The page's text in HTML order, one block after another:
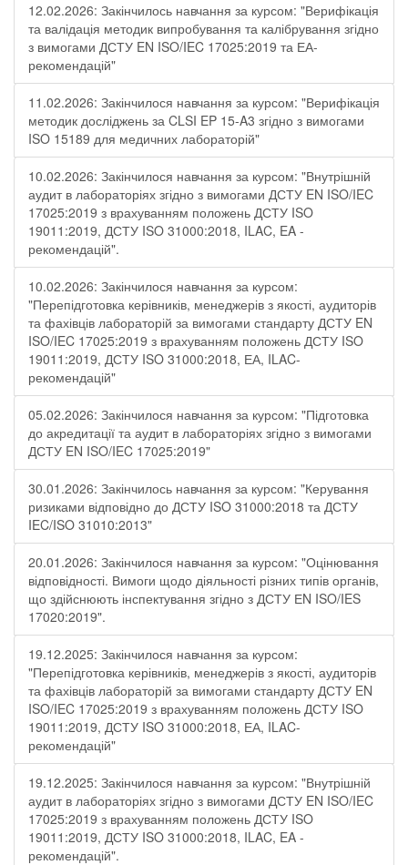
12.02.2026: Закінчилось навчання за курсом: "Верифікація
та валідація методик випробування та калібрування згідно
з вимогами ДСТУ EN ISO/IEC 17025:2019 та ЕА-
рекомендацій"
11.02.2026: Закінчилося навчання за курсом: "Верифікація
методик досліджень за CLSI EP 15-A3 згідно з вимогами
ISO 15189 для медичних лабораторій"
10.02.2026: Закінчилося навчання за курсом: "Внутрішній
аудит в лабораторіях згідно з вимогами ДСТУ EN ISO/IEC
17025:2019 з врахуванням положень ДСТУ ISO
19011:2019, ДСТУ ISO 31000:2018, ILAC, EA -
рекомендацій".
10.02.2026: Закінчилося навчання за курсом:
"Перепідготовка керівників, менеджерів з якості, аудиторів
та фахівців лабораторій за вимогами стандарту ДСТУ EN
ISO/IEC 17025:2019 з врахуванням положень ДСТУ ISO
19011:2019, ДСТУ ISO 31000:2018, ЕА, ILAC-
рекомендацій"
05.02.2026: Закінчилося навчання за курсом: "Підготовка
до акредитації та аудит в лабораторіях згідно з вимогами
ДСТУ EN ISO/IEC 17025:2019"
30.01.2026: Закінчилось навчання за курсом: "Керування
ризиками відповідно до ДСТУ ISO 31000:2018 та ДСТУ
IEC/ISO 31010:2013"
20.01.2026: Закінчилося навчання за курсом: "Оцінювання
відповідності. Вимоги щодо діяльності різних типів органів,
що здійснюють інспектування згідно з ДСТУ ЕN ISO/IES
17020:2019".
19.12.2025: Закінчилося навчання за курсом:
"Перепідготовка керівників, менеджерів з якості, аудиторів
та фахівців лабораторій за вимогами стандарту ДСТУ EN
ISO/IEC 17025:2019 з врахуванням положень ДСТУ ISO
19011:2019, ДСТУ ISO 31000:2018, ЕА, ILAC-
рекомендацій"
19.12.2025: Закінчилося навчання за курсом: "Внутрішній
аудит в лабораторіях згідно з вимогами ДСТУ EN ISO/IEC
17025:2019 з врахуванням положень ДСТУ ISO
19011:2019, ДСТУ ISO 31000:2018, ILAC, EA -
рекомендацій".